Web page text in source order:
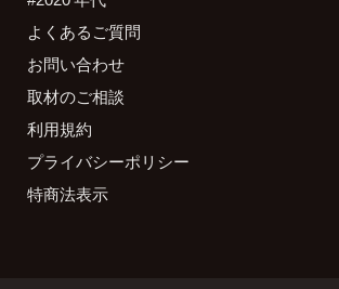
よくあるご質問
お問い合わせ
取材のご相談
利用規約
プライバシーポリシー
特商法表示